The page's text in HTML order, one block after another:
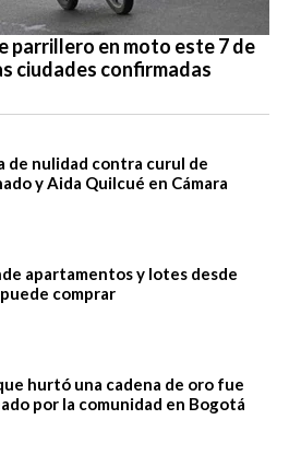
parrillero en moto este 7 de
ciudades confirmadas
de nulidad contra curul de
y Aida Quilcué en Cámara
apartamentos y lotes desde
comprar
hurtó una cadena de oro fue
por la comunidad en Bogotá